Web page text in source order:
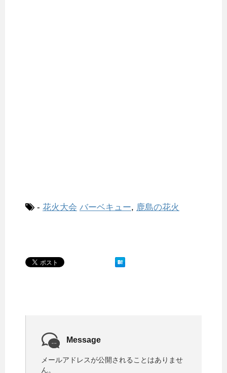
- 花火大会 バーベキュー, 鹿島の花火
Message
メールアドレスが公開されることはありませ
ん。